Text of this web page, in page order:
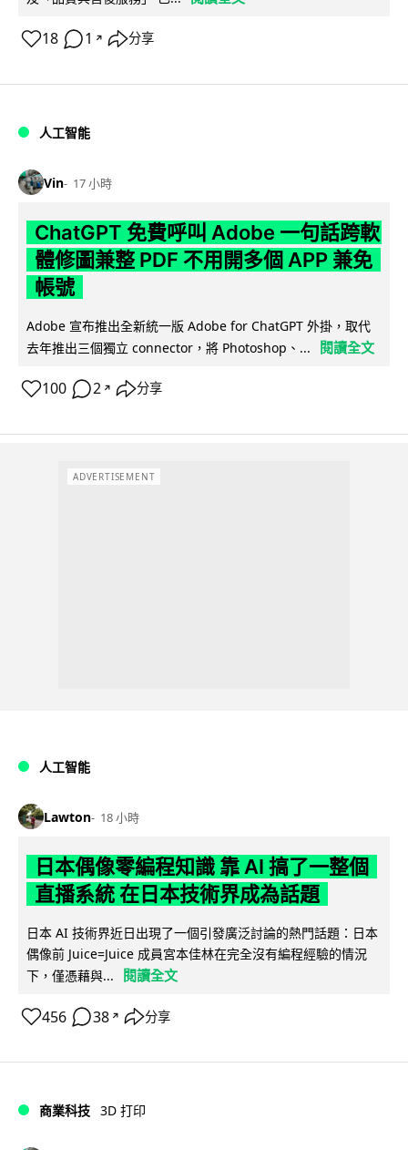
18 1 ↗ 分享
人工智能
Vin 17 小時
ChatGPT 免費呼叫 Adobe 一句話跨軟
體修圖兼整 PDF 不用開多個 APP 兼免
帳號
Adobe 宣布推出全新統一版 Adobe for ChatGPT 外掛，取代
去年推出三個獨立 connector，將 Photoshop、...
閱讀全文
100 2 ↗ 分享
ADVERTISEMENT
人工智能
Lawton 18 小時
日本偶像零編程知識 靠 AI 搞了一整個
直播系統 在日本技術界成為話題
日本 AI 技術界近日出現了一個引發廣泛討論的熱門話題：日本
偶像前 Juice=Juice 成員宮本佳林在完全沒有編程經驗的情況
下，僅憑藉與...
閱讀全文
456 38 ↗ 分享
商業科技 3D 打印